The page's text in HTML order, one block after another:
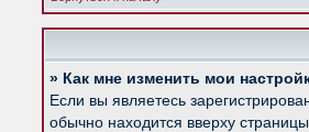
» Как мне изменить мои
Если вы являетесь
обычно находится вверху